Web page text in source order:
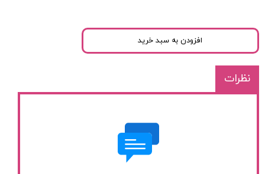
افزودن به سبد خرید
نظرات